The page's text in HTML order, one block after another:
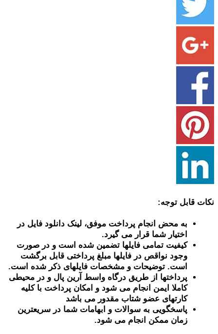
نکات قابل توجه:
به محض انجام پرداخت موفق، لینک دانلود فایل در
اختیار شما قرار می گیرد.
کیفیت تمامی فایلها تضمین شده است و در صورت
وجود نواقص در فایلها مبلغ پرداختی قابل برگشت
است. توضیحات و مشخصات فایلهای ذکر شده است.
پرداختها از طریق درگاه واسط آرین پال و در محیطی
کاملا ایمن انجام می شود و امکان پرداخت با کلیه
کارتهای عضو شتاب مقدور می باشد
پاسخگویی به سوالات و ابهامات شما در سریعترین
زمان ممکن انجام می شود.